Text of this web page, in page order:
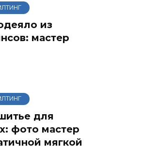
из
мастер
для
фото мастер
мягкой